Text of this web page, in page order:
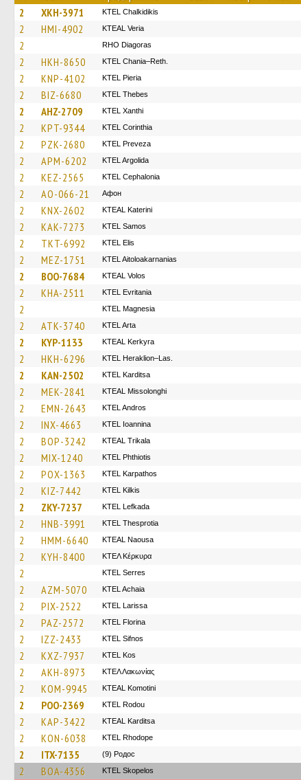
2 XKH-3971 ΚΤΕL Chalkidikis
2 HMI-4902 KTEAL Veria
2 RHO Diagoras
2 HKH-8650 KTEL Chania–Reth.
2 KNP-4102 KTEL Pieria
2 BIZ-6680 KTEL Thebes
2 AHZ-2709 KTEL Xanthi
2 KPT-9344 KTEL Corinthia
2 PZK-2680 KTEL Preveza
2 APM-6202 KTEL Argolida
2 KEZ-2565 KTEL Cephalonia
2 AO-066-21 Афон
2 KNX-2602 KTEAL Katerini
2 KAK-7273 KTEL Samos
2 TKT-6992 KTEL Elis
2 MEZ-1751 KTEL Aitoloakarnanias
2 BOO-7684 KTEAL Volos
2 KHA-2511 ΚΤΕL Evritania
2 ΚΤΕL Magnesia
2 ATK-3740 KTEL Arta
2 KYP-1133 KTEAL Kerkyra
2 HKH-6296 KTEL Heraklion–Las.
2 KAN-2502 ΚΤΕL Karditsa
2 MEK-2841 KTEAL Missolonghi
2 EMN-2643 KTEL Andros
2 INX-4663 KTEL Ioannina
2 BOP-3242 KTEAL Trikala
2 MIX-1240 ΚΤΕL Phthiotis
2 POX-1363 ΚΤΕL Karpathos
2 KIZ-7442 KTEL Kilkis
2 ZKY-7237 KTEL Lefkada
2 HNB-3991 KTEL Thesprotia
2 HMM-6640 KTEAL Naousa
2 KYH-8400 ΚΤΕΛ Κέρκυρα
2 KTEL Serres
2 AZM-5070 KTEL Achaia
2 PIX-2522 KTEL Larissa
2 PAZ-2572 KTEL Florina
2 IZZ-2433 KTEL Sifnos
2 KXZ-7937 KTEL Kos
2 AKH-8973 ΚΤΕΛ Λακωνίας
2 KOM-9945 KTEAL Komotini
2 POO-2369 ΚΤΕL Rodou
2 KAP-3422 KTEAL Karditsa
2 KON-6038 KTEL Rhodope
2 ITX-7135 (9) Родос
2 BOA-4356 KTEL Skopelos